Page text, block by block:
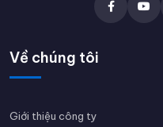
Về chúng tôi
Giới thiệu công ty